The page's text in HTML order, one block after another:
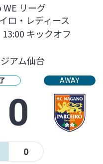
リーグ
ロ・レディース
キックオフ
アム仙台
0
0
AWAY